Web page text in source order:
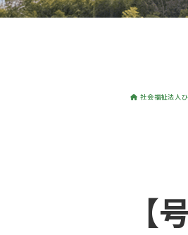
社会福祉法人
【